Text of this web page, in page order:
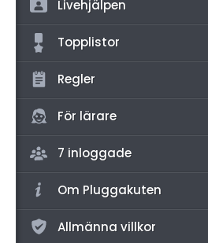
Livehjälpen
Topplistor
Regler
För lärare
7 inloggade
Om Pluggakuten
Allmänna villkor